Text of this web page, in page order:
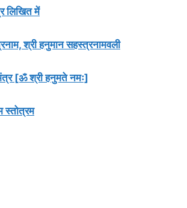
लिखित में
श्री हनुमान सहस्त्रनामवली
मंत्र [ॐ श्री हनुमते नमः]
स्तोत्रम